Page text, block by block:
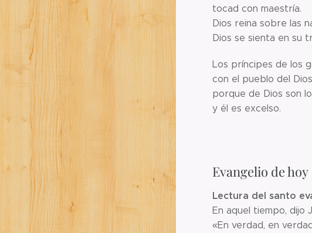
tocad con maestría.
Dios reina sobre las
Dios se sienta en su
Los príncipes de los
con el pueblo del
porque de Dios son
y él es excelso.
Evangelio de hoy
Lectura del santo
En aquel tiempo, dijo
«En verdad, en